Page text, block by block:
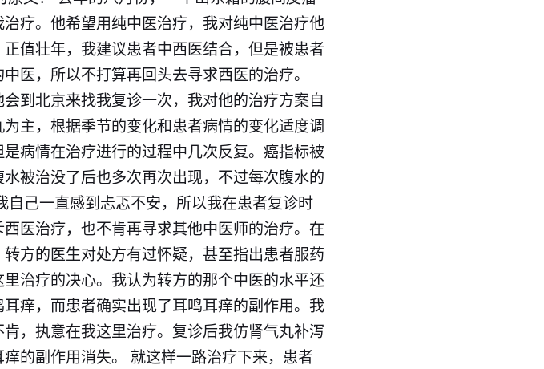
疗。他希望用纯中医治疗，我对纯中医治疗他
值壮年，我建议患者中西医结合，但是被患者
中医，所以不打算再回头去寻求西医的治疗。
到北京来找我复诊一次，我对他的治疗方案自
为主，根据季节的变化和患者病情的变化适度调
病情在治疗进行的过程中几次反复。 癌指标被
水被治没了后也多次再次出现，不过每次腹水的
己一直感到忐忑不安，所以我在患者复诊时
医治疗，也不肯再寻求其他中医师的治疗。在
方的医生对处方有过怀疑，甚至指出患者服药
治疗的决心。我认为转方的那个中医的水平还
痒，而患者确实出现了耳鸣耳痒的副作用。我
，执意在我这里治疗。复诊后我仿肾气丸补泻
的副作用消失。 就这样一路治疗下来，患者